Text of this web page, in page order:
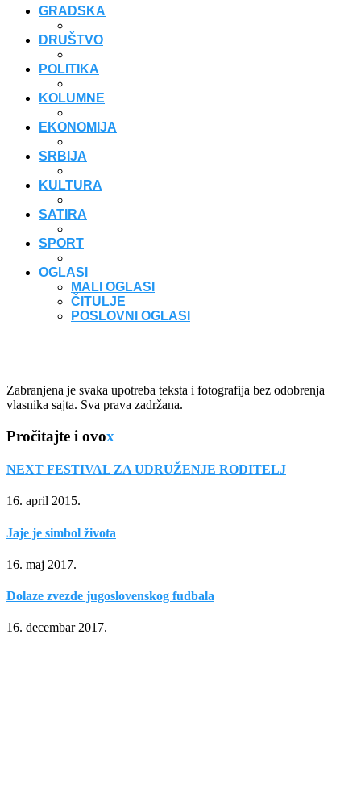
GRADSKA
DRUŠTVO
POLITIKA
KOLUMNE
EKONOMIJA
SRBIJA
KULTURA
SATIRA
SPORT
OGLASI
MALI OGLASI
ČITULJE
POSLOVNI OGLASI
Zabranjena je svaka upotreba teksta i fotografija bez odobrenja
vlasnika sajta. Sva prava zadržana.
Pročitajte i ovox
NEXT FESTIVAL ZA UDRUŽENJE RODITELJ
16. april 2015.
Jaje je simbol života
16. maj 2017.
Dolaze zvezde jugoslovenskog fudbala
16. decembar 2017.